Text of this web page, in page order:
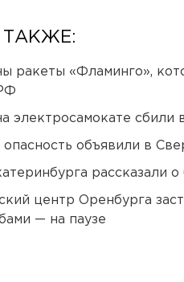
ТАКЖЕ:
ракеты «Фламинго»,
электросамокате сбили
опасность объявили в
рассказали
центр Оренбурга
— на паузе